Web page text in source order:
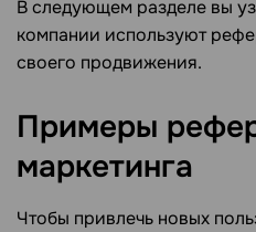
В следующем разделе вы
компании используют
своего продвижения.
Примеры
маркетинга
Чтобы привлечь новых